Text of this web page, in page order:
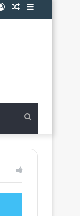
Barra
Publicación
Acceso
Buscar
por